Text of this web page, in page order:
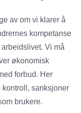
av om vi klarer å
kompetanse
Vi må
økonomisk
forbud. Her
kontroll, sanksjoner
brukere.